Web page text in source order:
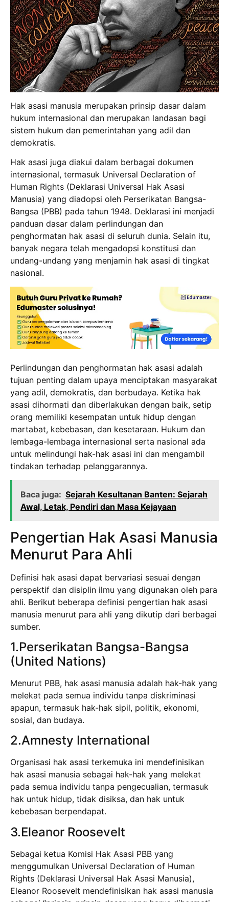
Hak asasi manusia merupakan prinsip dasar dalam
hukum internasional dan merupakan landasan bagi
sistem hukum dan pemerintahan yang adil dan
demokratis.
Hak asasi juga diakui dalam berbagai dokumen
internasional, termasuk Universal Declaration of
Human Rights (Deklarasi Universal Hak Asasi
Manusia) yang diadopsi oleh Perserikatan Bangsa-
Bangsa (PBB) pada tahun 1948. Deklarasi ini menjadi
panduan dasar dalam perlindungan dan
penghormatan hak asasi di seluruh dunia. Selain itu,
banyak negara telah mengadopsi konstitusi dan
undang-undang yang menjamin hak asasi di tingkat
nasional.
Perlindungan dan penghormatan hak asasi adalah
tujuan penting dalam upaya menciptakan masyarakat
yang adil, demokratis, dan berbudaya. Ketika hak
asasi dihormati dan diberlakukan dengan baik, setip
orang memiliki kesempatan untuk hidup dengan
martabat, kebebasan, dan kesetaraan. Hukum dan
lembaga-lembaga internasional serta nasional ada
untuk melindungi hak-hak asasi ini dan mengambil
tindakan terhadap pelanggarannya.
Baca juga: Sejarah Kesultanan Banten: Sejarah
Awal, Letak, Pendiri dan Masa Kejayaan
Pengertian Hak Asasi Manusia
Menurut Para Ahli
Definisi hak asasi dapat bervariasi sesuai dengan
perspektif dan disiplin ilmu yang digunakan oleh para
ahli. Berikut beberapa definisi pengertian hak asasi
manusia menurut para ahli yang dikutip dari berbagai
sumber.
1.Perserikatan Bangsa-Bangsa
(United Nations)
Menurut PBB, hak asasi manusia adalah hak-hak yang
melekat pada semua individu tanpa diskriminasi
apapun, termasuk hak-hak sipil, politik, ekonomi,
sosial, dan budaya.
2.Amnesty International
Organisasi hak asasi terkemuka ini mendefinisikan
hak asasi manusia sebagai hak-hak yang melekat
pada semua individu tanpa pengecualian, termasuk
hak untuk hidup, tidak disiksa, dan hak untuk
kebebasan berpendapat.
3.Eleanor Roosevelt
Sebagai ketua Komisi Hak Asasi PBB yang
menggumulkan Universal Declaration of Human
Rights (Deklarasi Universal Hak Asasi Manusia),
Eleanor Roosevelt mendefinisikan hak asasi manusia